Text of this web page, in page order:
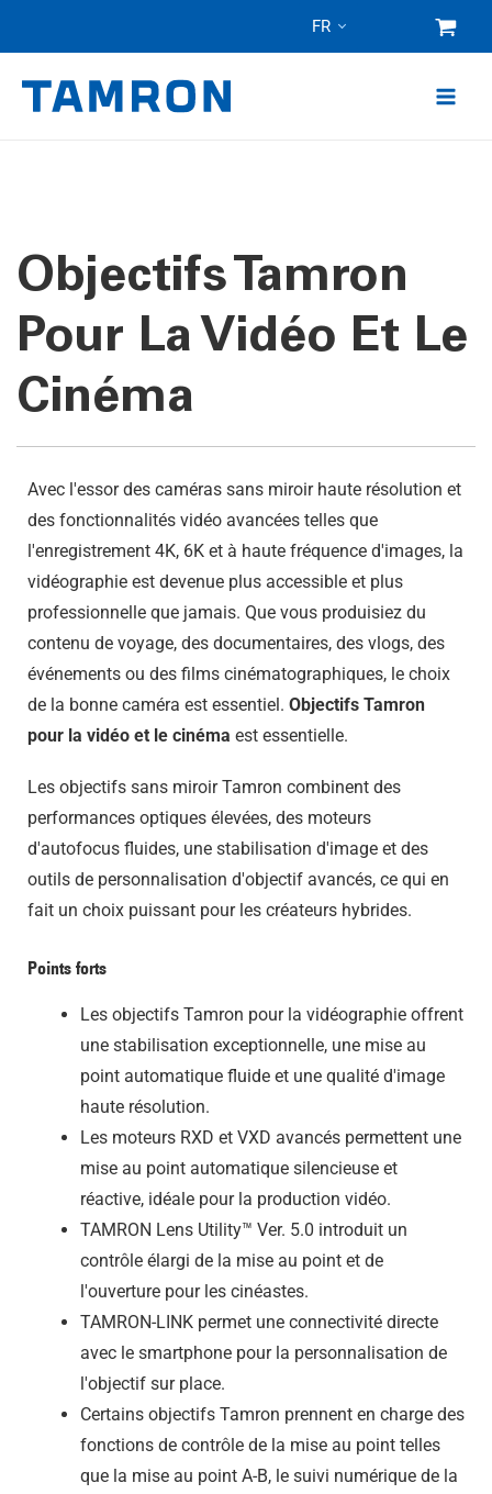
content
FR
Objectifs Tamron
Pour La Vidéo Et Le
Cinéma
Avec l'essor des caméras sans miroir haute résolution et
des fonctionnalités vidéo avancées telles que
l'enregistrement 4K, 6K et à haute fréquence d'images, la
vidéographie est devenue plus accessible et plus
professionnelle que jamais. Que vous produisiez du
contenu de voyage, des documentaires, des vlogs, des
événements ou des films cinématographiques, le choix
de la bonne caméra est essentiel. Objectifs Tamron
pour la vidéo et le cinéma est essentielle.
Les objectifs sans miroir Tamron combinent des
performances optiques élevées, des moteurs
d'autofocus fluides, une stabilisation d'image et des
outils de personnalisation d'objectif avancés, ce qui en
fait un choix puissant pour les créateurs hybrides.
Points forts
Les objectifs Tamron pour la vidéographie offrent
une stabilisation exceptionnelle, une mise au
point automatique fluide et une qualité d'image
haute résolution.
Les moteurs RXD et VXD avancés permettent une
mise au point automatique silencieuse et
réactive, idéale pour la production vidéo.
TAMRON Lens Utility™ Ver. 5.0 introduit un
contrôle élargi de la mise au point et de
l'ouverture pour les cinéastes.
TAMRON-LINK permet une connectivité directe
avec le smartphone pour la personnalisation de
l'objectif sur place.
Certains objectifs Tamron prennent en charge des
fonctions de contrôle de la mise au point telles
que la mise au point A-B, le suivi numérique de la